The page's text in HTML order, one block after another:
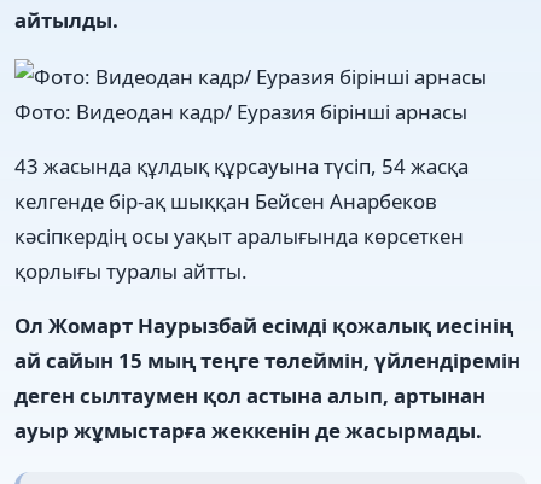
айтылды.
Фото: Видеодан кадр/ Еуразия бірінші арнасы
43 жасында құлдық құрсауына түсіп, 54 жасқа
келгенде бір-ақ шыққан Бейсен Анарбеков
кәсіпкердің осы уақыт аралығында көрсеткен
қорлығы туралы айтты.
Ол Жомарт Наурызбай есімді қожалық иесінің
ай сайын 15 мың теңге төлеймін, үйлендіремін
деген сылтаумен қол астына алып, артынан
ауыр жұмыстарға жеккенін де жасырмады.